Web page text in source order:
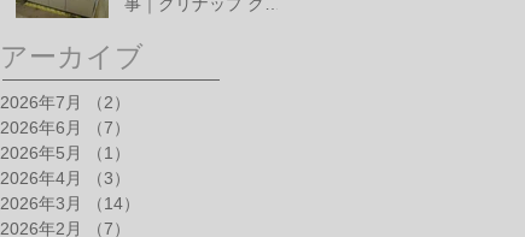
5月28日
アーカイブ
2026年7月 （2）
2026年6月
（7）
2026年5月
（1）
2026年4月
（3）
2026年3月
（14）
2026年2月
（7）